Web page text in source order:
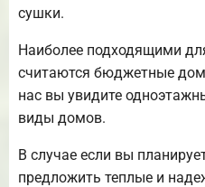
сушки.
Наиболее подходящими
считаются бюджетные
нас вы увидите
виды домов.
В случае если вы
предложить теплые и